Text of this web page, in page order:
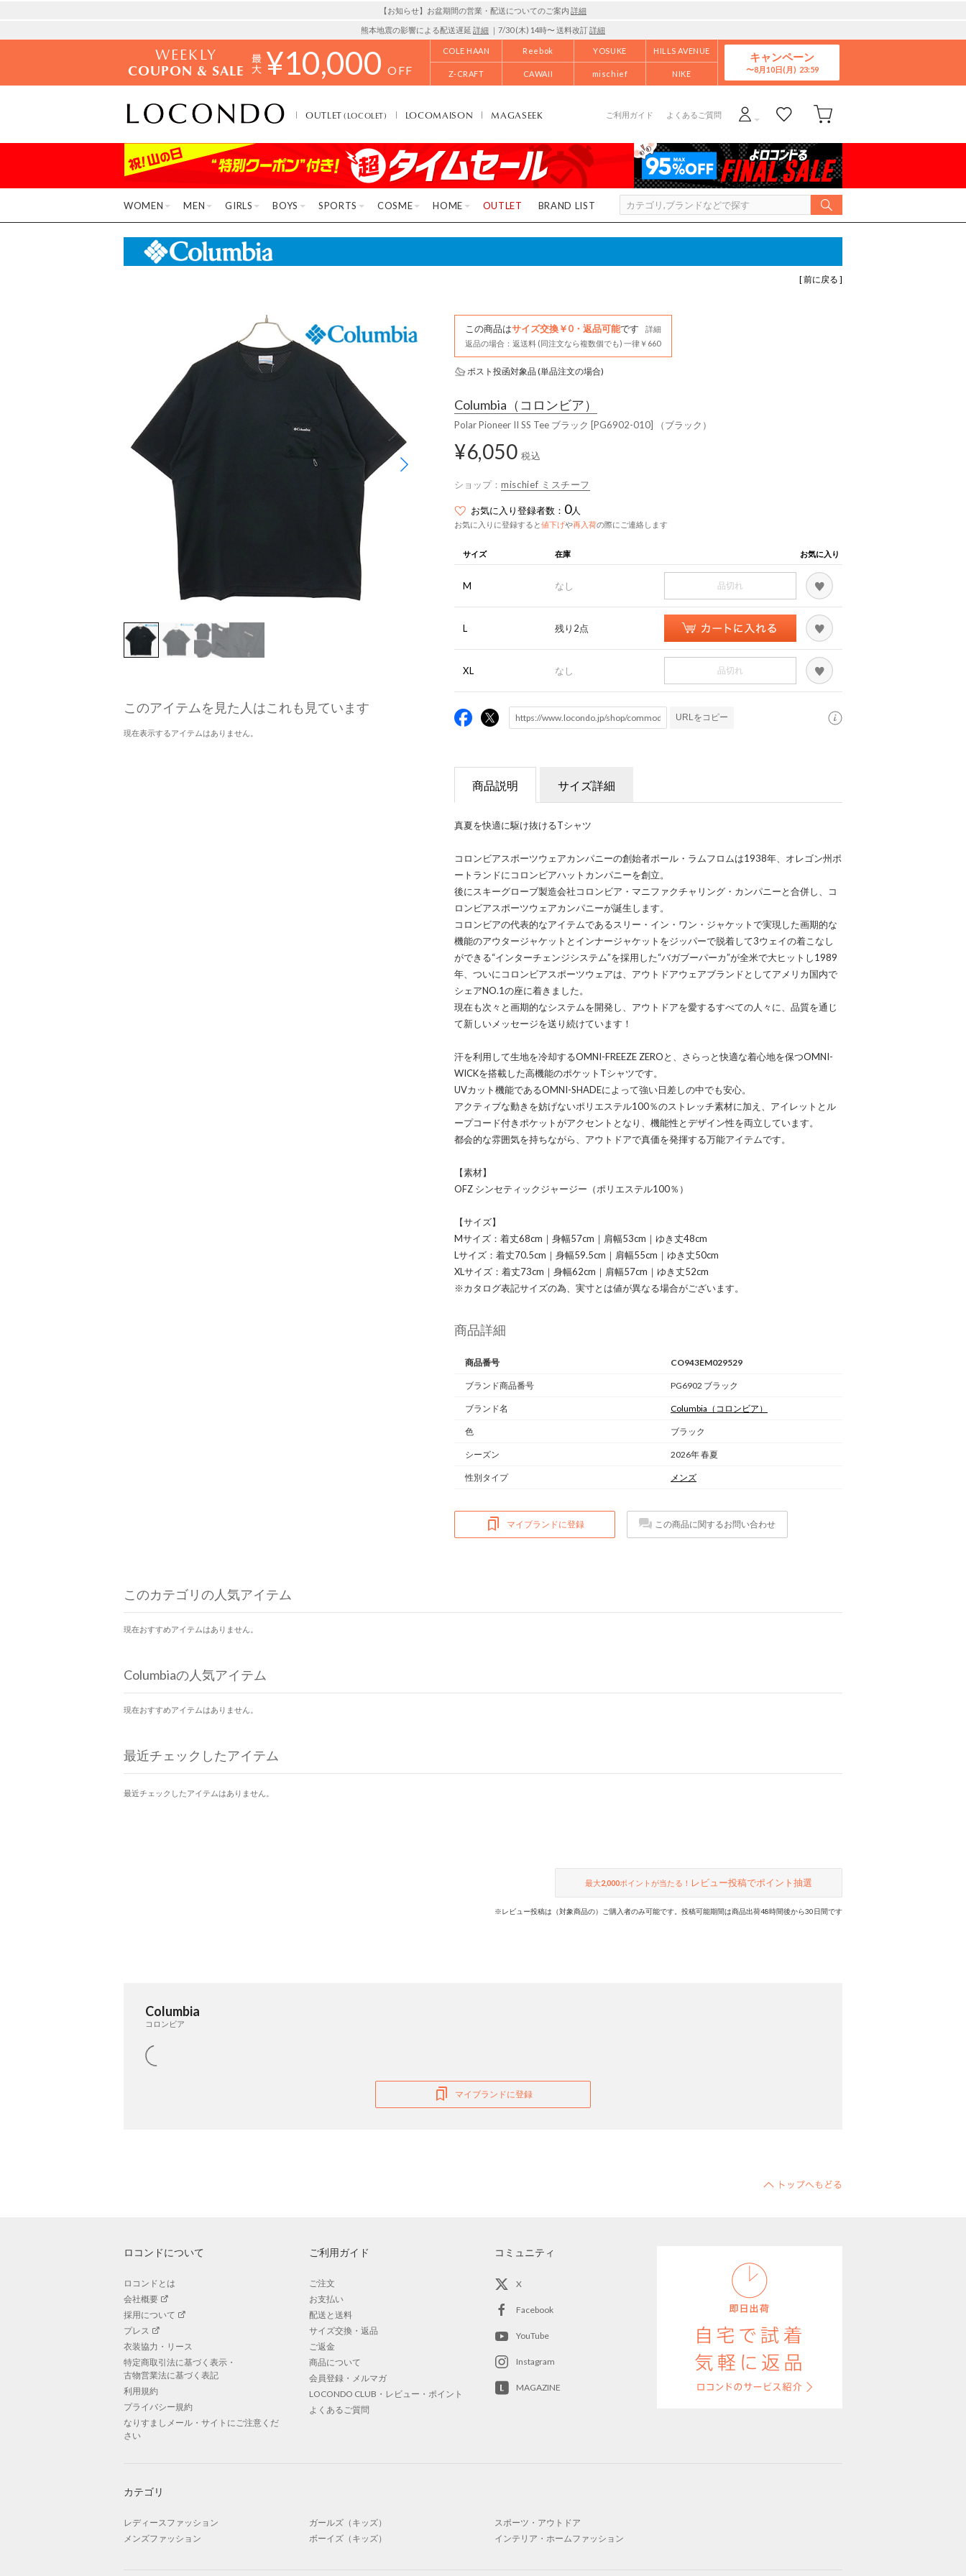
【お知らせ】お盆期間の営業・配送についてのご案内 詳細
熊本地震の影響による配送遅延 詳細 ｜7/30 (木) 14時〜 送料改訂詳細
WEEKLY
COUPON & SALE ¥10,000 OFF
COLE HAAN Reebok YOSUKE HILLS AVENUE
Z-CRAFT CAWAII mischief NIKE
キャンペーン
8月10日(月)
OUTLET(LOCOLET) LOCOMAISON MAGASEEK ご利用ガイド よくあるご質問
WOMEN MEN GIRLS BOYS SPORTS COSME HOME OUTLET BRAND LIST
[ 前に戻る ]
このアイテムを見た人はこれも見ています
現在表示するアイテムはありません。
この商品はサイズ交換￥0・返品可能です
詳細
返品の場合：返送料 (同注文なら複数個でも) 一律￥660
ポスト投函対象品 (単品注文の場合)
Columbia （コロンビア）
Polar Pioneer II SS Tee ブラック [PG6902-010] （ブラック）
¥6,050 税込
ショップ： mischief ミスチーフ
お気に入り登録者数： 0人
お気に入りに登録すると値下げや再入荷の際にご連絡します
サイズ 在庫 お気に入り
M なし 品切れ
L 残り2点
XL なし 品切れ
URLをコピー
商品説明 サイズ詳細
真夏を快適に駆け抜けるTシャツ
コロンビアスポーツウェアカンパニーの創始者ポール・ラムフロムは1938年、オレゴン州ポ
ートランドにコロンビアハットカンパニーを創立。
後にスキーグローブ製造会社コロンビア・マニファクチャリング・カンパニーと合併し、コ
ロンビアスポーツウェアカンパニーが誕生します。
コロンビアの代表的なアイテムであるスリー・イン・ワン・ジャケットで実現した画期的な
機能のアウタージャケットとインナージャケットをジッパーで脱着して3ウェイの着こなし
ができる“インターチェンジシステム”を採用した“バガブーパーカ”が全米で大ヒットし1989
年、ついにコロンビアスポーツウェアは、アウトドアウェアブランドとしてアメリカ国内で
シェアNO.1の座に着きました。
現在も次々と画期的なシステムを開発し、アウトドアを愛するすべての人々に、品質を通じ
て新しいメッセージを送り続けています！
汗を利用して生地を冷却するOMNI-FREEZE ZEROと、さらっと快適な着心地を保つOMNI-
WICKを搭載した高機能のポケットTシャツです。
UVカット機能であるOMNI-SHADEによって強い日差しの中でも安心。
アクティブな動きを妨げないポリエステル100％のストレッチ素材に加え、アイレットとル
ープコード付きポケットがアクセントとなり、機能性とデザイン性を両立しています。
都会的な雰囲気を持ちながら、アウトドアで真価を発揮する万能アイテムです。
【素材】
OFZ シンセティックジャージー（ポリエステル100％）
【サイズ】
Mサイズ：着丈68cm｜身幅57cm｜肩幅53cm｜ゆき丈48cm
Lサイズ：着丈70.5cm｜身幅59.5cm｜肩幅55cm｜ゆき丈50cm
XLサイズ：着丈73cm｜身幅62cm｜肩幅57cm｜ゆき丈52cm
※カタログ表記サイズの為、実寸とは値が異なる場合がございます。
商品詳細
商品番号 CO943EM029529
ブランド商品番号 PG6902 ブラック
ブランド名 Columbia （コロンビア）
色 ブラック
シーズン 2026年 春夏
性別タイプ メンズ
マイブランドに登録 この商品に関するお問い合わせ
このカテゴリの人気アイテム
現在おすすめアイテムはありません。
Columbiaの人気アイテム
現在おすすめアイテムはありません。
最近チェックしたアイテム
最近チェックしたアイテムはありません。
最大2,000ポイントが当たる！ レビュー投稿でポイント抽選
※レビュー投稿は（対象商品の）ご購入者のみ可能です。投稿可能期間は商品出荷48時間後から30日間です
Columbia
コロンビア
マイブランドに登録
ロコンドについて
ロコンドとは
会社概要
採用について
プレス
衣装協力・リース
特定商取引法に基づく表示・
古物営業法に基づく表記
利用規約
プライバシー規約
なりすましメール・サイトにご注意くだ
さい
ご利用ガイド
ご注文
お支払い
配送と送料
サイズ交換・返品
ご返金
商品について
会員登録・メルマガ
LOCONDO CLUB・レビュー・ポイント
よくあるご質問
コミュニティ
X
Facebook
YouTube
Instagram
MAGAZINE
カテゴリ
レディースファッション
メンズファッション
ガールズ（キッズ）
ボーイズ（キッズ）
スポーツ・アウトドア
インテリア・ホームファッション